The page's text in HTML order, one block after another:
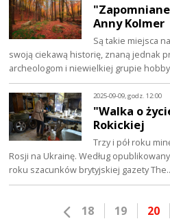
Anny Kolmer
Są takie miejsca
swoją ciekawą historię, znaną jednak
archeologom i niewielkiej grupie
2025-09-09, godz. 12:00
"Walka o
Rokickiej
Trzy i pół roku
Rosji na Ukrainę. Według
roku szacunków brytyjskiej gazety
18 19 20